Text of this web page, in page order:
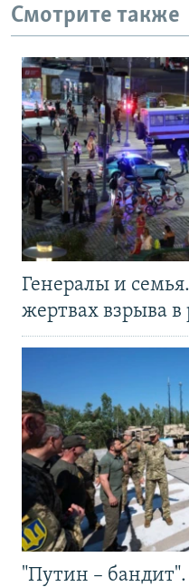
Смотрите также
Генералы и
жертвах взрыва в
"Путин –